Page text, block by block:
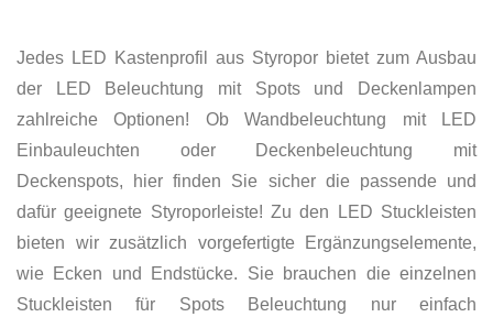
Jedes LED Kastenprofil aus Styropor bietet zum Ausbau
der LED Beleuchtung mit Spots und Deckenlampen
zahlreiche Optionen! Ob Wandbeleuchtung mit LED
Einbauleuchten oder Deckenbeleuchtung mit
Deckenspots, hier finden Sie sicher die passende und
dafür geeignete Styroporleiste! Zu den LED Stuckleisten
bieten wir zusätzlich vorgefertigte Ergänzungselemente,
wie Ecken und Endstücke. Sie brauchen die einzelnen
Stuckleisten für Spots Beleuchtung nur einfach